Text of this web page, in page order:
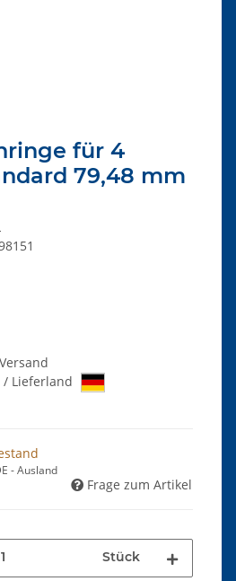
für 4
79,48 mm
Versand
/ Lieferland
- Ausland
Frage zum Artikel
Stück